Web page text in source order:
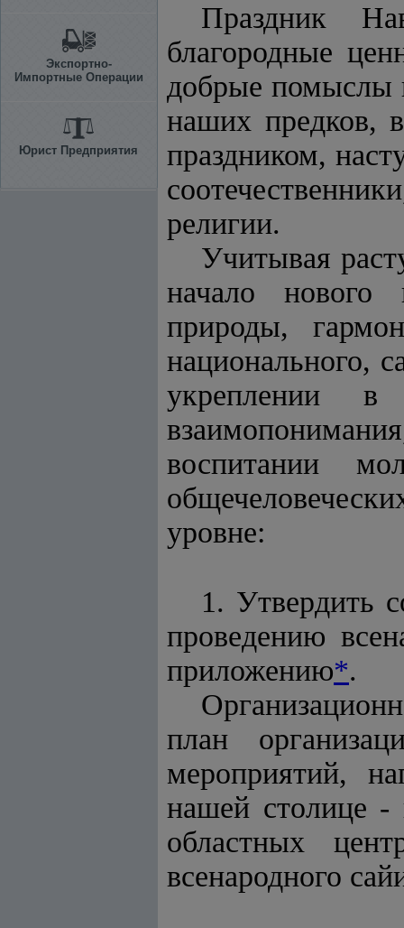
Экспортно-
Импортные Операции
Юрист Предприятия
Праздник
благородные
добрые помыслы
наших предков,
праздником,
религии.
Учитывая
начало нового
природы,
национального,
укреплении
воспитании
уровне:
1. Утвердить
проведению
приложению*.
план
мероприятий,
нашей столице -
областных
всенародного